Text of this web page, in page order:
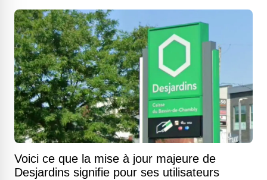
Voici ce que la mise à jour majeure de
Desjardins signifie pour ses utilisateurs